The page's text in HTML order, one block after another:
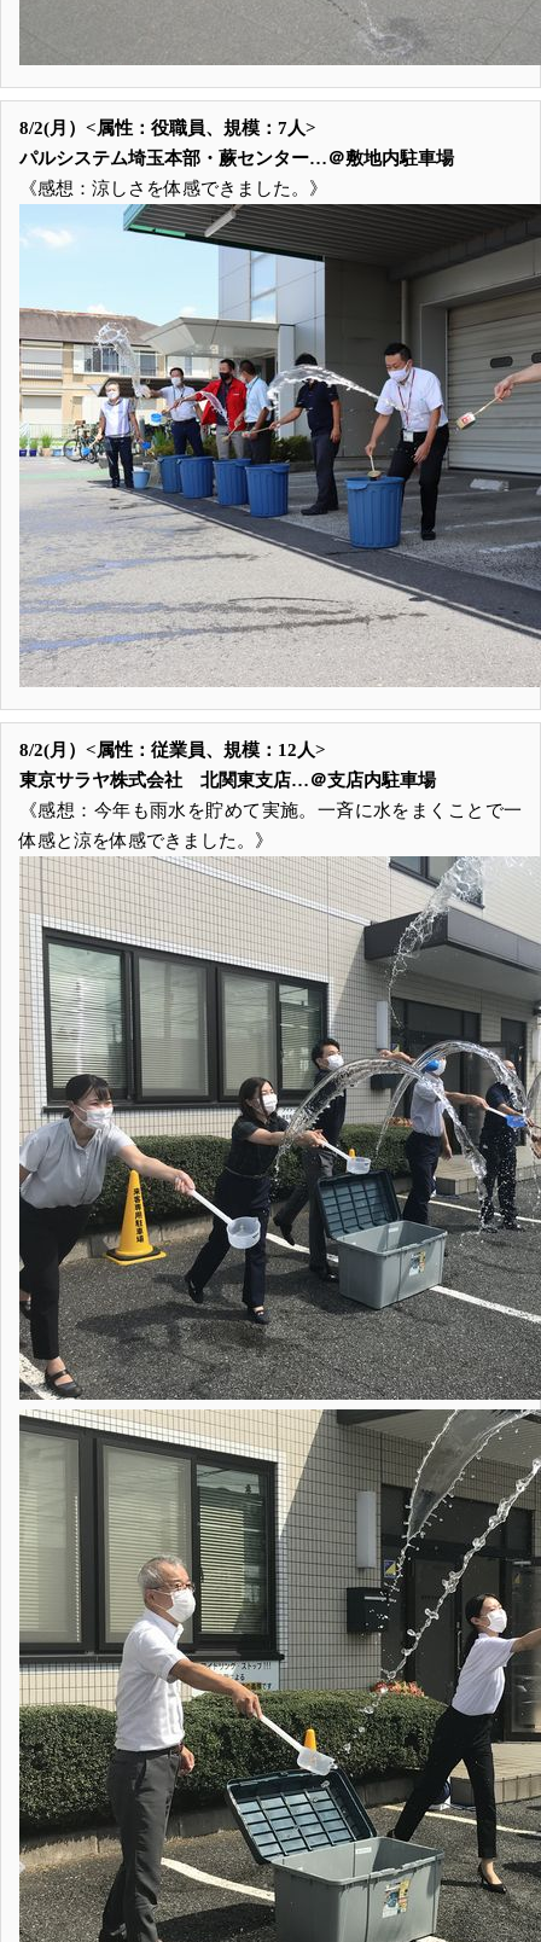
8/2(月）<属性：役職員、規模：7人>
パルシステム埼玉本部・蕨センター…＠敷地内駐車場
《感想：涼しさを体感できました。》
8/2(月）<属性：従業員、規模：12人>
東京サラヤ株式会社 北関東支店…＠支店内駐車場
《感想：今年も雨水を貯めて実施。一斉に水をまくことで一
体感と涼を体感できました。》